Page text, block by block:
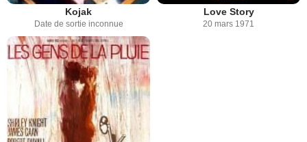
Kojak
Date de sortie inconnue
Love Story
20 mars 1971